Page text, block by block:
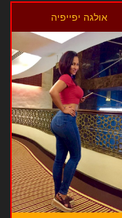
אולגה יפייפיה